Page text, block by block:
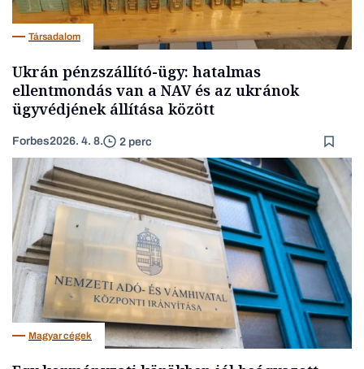
Társadalom
Ukrán pénzszállító-ügy: hatalmas
ellentmondás van a NAV és az ukránok
ügyvédjének állítása között
Forbes2026. 4. 8. 2 perc
Magyar cégek